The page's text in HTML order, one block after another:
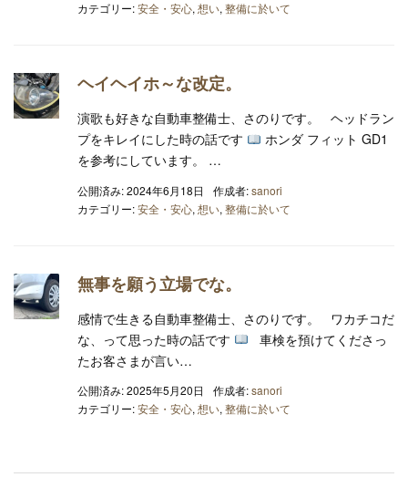
カテゴリー:安全・安心, 想い, 整備に於いて
ヘイヘイホ～な改定。
演歌も好きな自動車整備士、さのりです。 ヘッドラン
プをキレイにした時の話です
ホンダ フィット GD1
を参考にしています。 …
公開済み: 2024年6月18日 作成者:sanori
カテゴリー:安全・安心, 想い, 整備に於いて
無事を願う立場でな。
感情で生きる自動車整備士、さのりです。 ワカチコだ
な、って思った時の話です
車検を預けてくださっ
たお客さまが言い…
公開済み: 2025年5月20日 作成者:sanori
カテゴリー:安全・安心, 想い, 整備に於いて